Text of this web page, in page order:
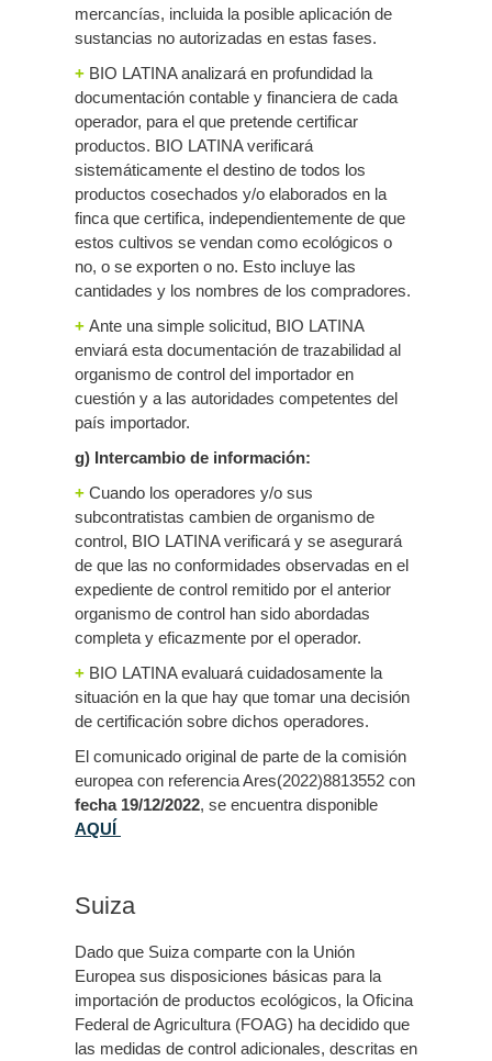
mercancías, incluida la posible aplicación de
sustancias no autorizadas en estas fases.
+ BIO LATINA analizará en profundidad la
documentación contable y financiera de cada
operador, para el que pretende certificar
productos. BIO LATINA verificará
sistemáticamente el destino de todos los
productos cosechados y/o elaborados en la
finca que certifica, independientemente de que
estos cultivos se vendan como ecológicos o
no, o se exporten o no. Esto incluye las
cantidades y los nombres de los compradores.
+ Ante una simple solicitud, BIO LATINA
enviará esta documentación de trazabilidad al
organismo de control del importador en
cuestión y a las autoridades competentes del
país importador.
g) Intercambio de información:
+ Cuando los operadores y/o sus
subcontratistas cambien de organismo de
control, BIO LATINA verificará y se asegurará
de que las no conformidades observadas en el
expediente de control remitido por el anterior
organismo de control han sido abordadas
completa y eficazmente por el operador.
+ BIO LATINA evaluará cuidadosamente la
situación en la que hay que tomar una decisión
de certificación sobre dichos operadores.
El comunicado original de parte de la comisión
europea con referencia Ares(2022)8813552 con
fecha 19/12/2022, se encuentra disponible
AQUÍ
Suiza
Dado que Suiza comparte con la Unión
Europea sus disposiciones básicas para la
importación de productos ecológicos, la Oficina
Federal de Agricultura (FOAG) ha decidido que
las medidas de control adicionales, descritas en